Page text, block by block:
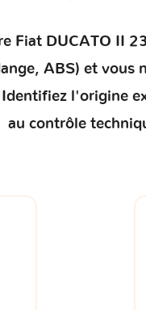
Fiat DUCATO II
ABS) et vous
l'origine
au contrôle